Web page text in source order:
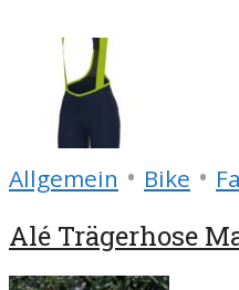
Allgemein • Bike •
Alé Trägerhose